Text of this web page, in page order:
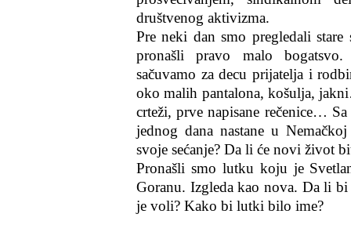
društvenog aktivizma.
Pre neki dan smo pregledali
pronašli pravo malo
sačuvamo za decu prijatelja i
oko malih pantalona, košulja,
crteži, prve napisane rečenice…
jednog dana nastane u
svoje sećanje? Da li će novi život
Pronašli smo lutku koju je
Goranu. Izgleda kao nova. Da li
je voli? Kako bi lutki bilo ime?